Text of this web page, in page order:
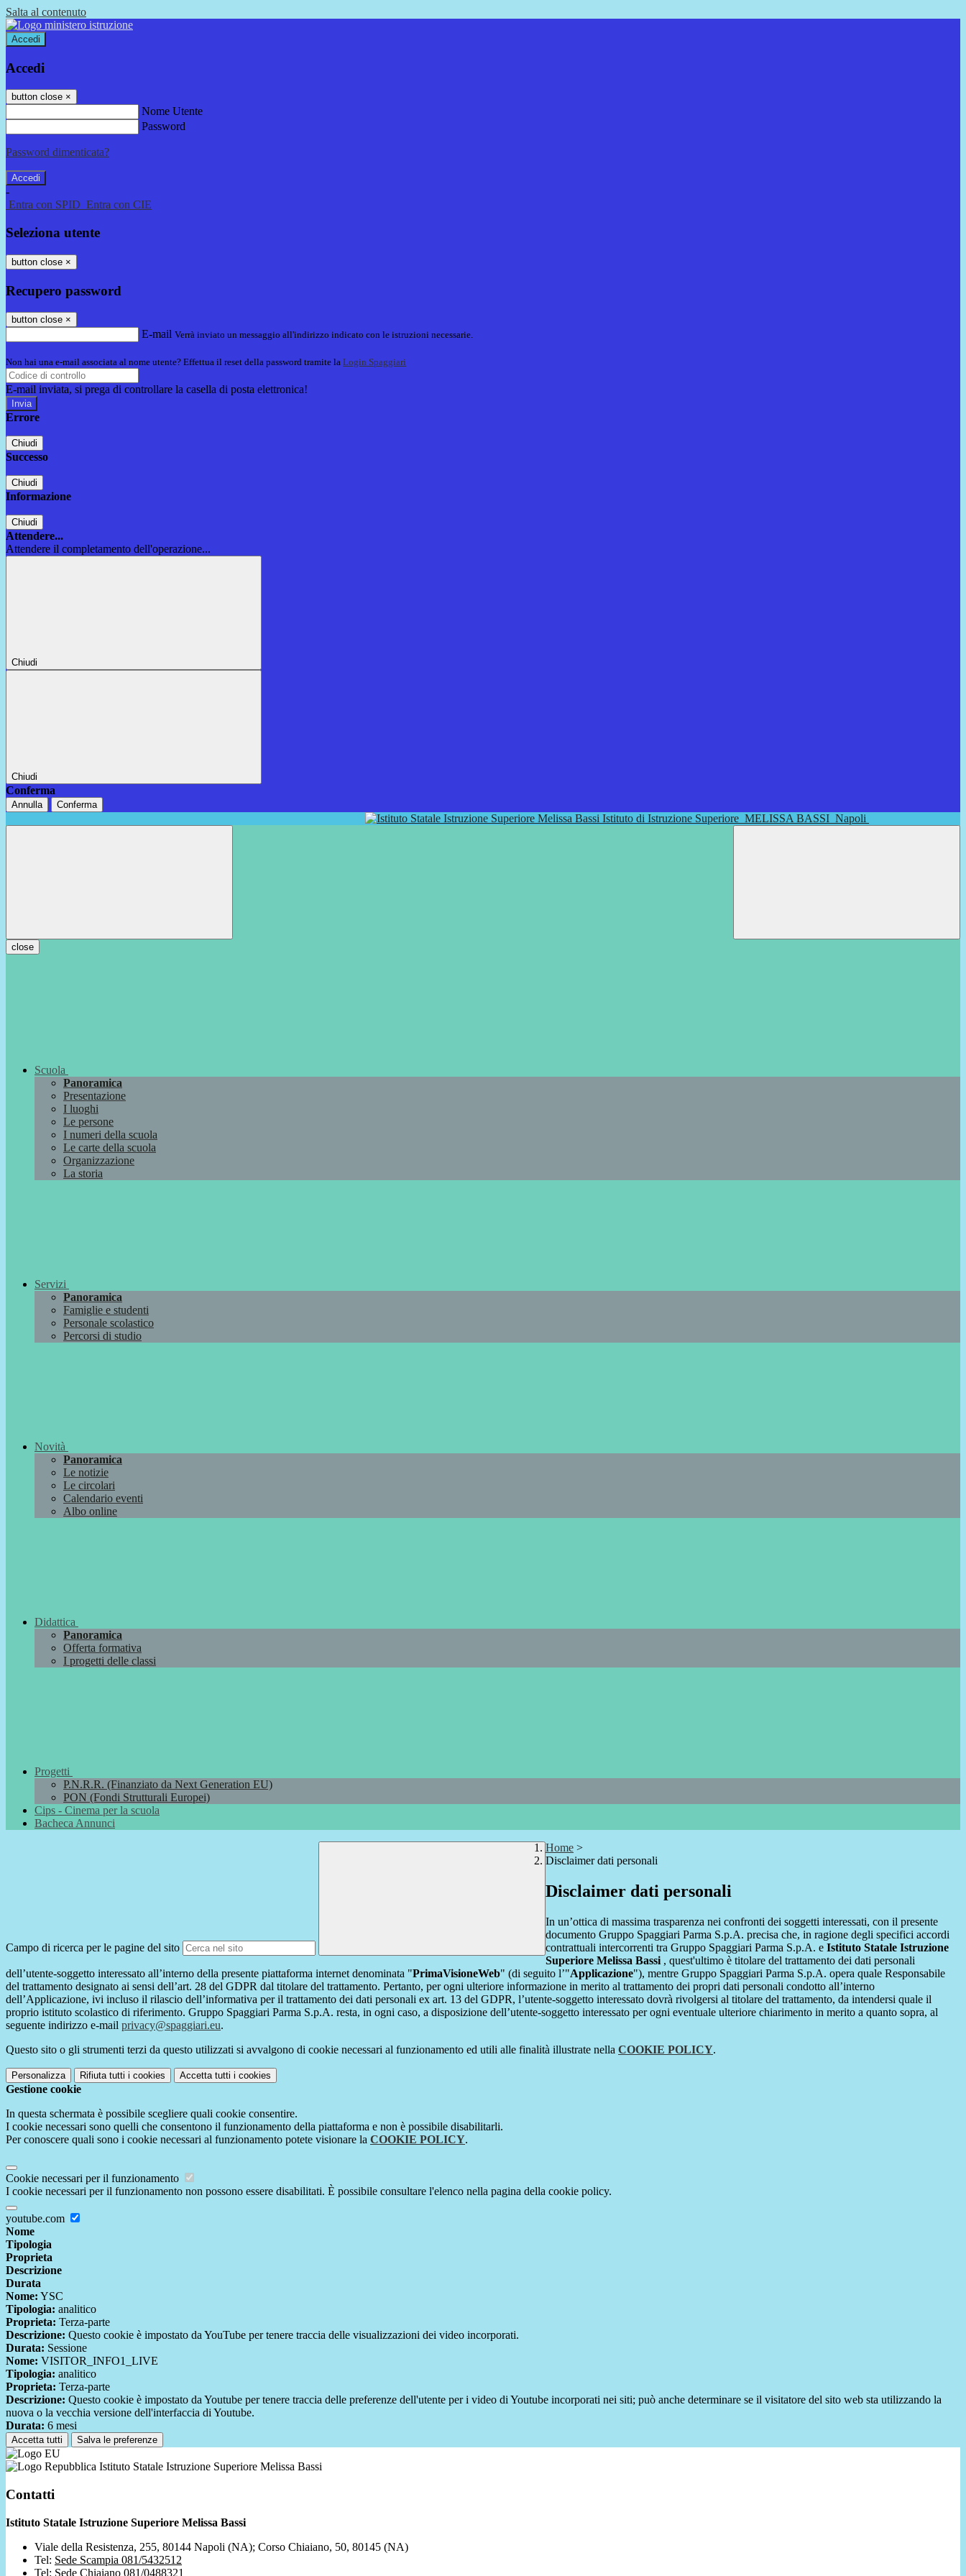
Salta al contenuto
Accedi
Accedi
button close ×
Nome Utente
Password
Password dimenticata?
-
Entra con SPID Entra con CIE
Seleziona utente
button close ×
Recupero password
button close ×
E-mail Verrà inviato un messaggio all'indirizzo indicato con le istruzioni necessarie.
Non hai una e-mail associata al nome utente? Effettua il reset della password tramite la Login Spaggiari
E-mail inviata, si prega di controllare la casella di posta elettronica!
Errore
Chiudi
Successo
Chiudi
Informazione
Chiudi
Attendere...
Attendere il completamento dell'operazione...
Chiudi
Chiudi
Conferma
Annulla Conferma
Istituto di Istruzione Superiore MELISSA BASSI Napoli
close
Scuola
Panoramica
Presentazione
I luoghi
Le persone
I numeri della scuola
Le carte della scuola
Organizzazione
La storia
Servizi
Panoramica
Famiglie e studenti
Personale scolastico
Percorsi di studio
Novità
Panoramica
Le notizie
Le circolari
Calendario eventi
Albo online
Didattica
Panoramica
Offerta formativa
I progetti delle classi
Progetti
P.N.R.R. (Finanziato da Next Generation EU)
PON (Fondi Strutturali Europei)
Cips - Cinema per la scuola
Bacheca Annunci
Campo di ricerca per le pagine del sito
Home >
Disclaimer dati personali
Disclaimer dati personali
In un’ottica di massima trasparenza nei confronti dei soggetti interessati, con il presente
documento Gruppo Spaggiari Parma S.p.A. precisa che, in ragione degli specifici accordi
contrattuali intercorrenti tra Gruppo Spaggiari Parma S.p.A. e Istituto Statale Istruzione
Superiore Melissa Bassi , quest'ultimo è titolare del trattamento dei dati personali
dell’utente-soggetto interessato all’interno della presente piattaforma internet denominata "PrimaVisioneWeb" (di seguito l’"Applicazione"), mentre Gruppo Spaggiari Parma S.p.A. opera quale Responsabile
del trattamento designato ai sensi dell’art. 28 del GDPR dal titolare del trattamento. Pertanto, per ogni ulteriore informazione in merito al trattamento dei propri dati personali condotto all’interno
dell’Applicazione, ivi incluso il rilascio dell’informativa per il trattamento dei dati personali ex art. 13 del GDPR, l’utente-soggetto interessato dovrà rivolgersi al titolare del trattamento, da intendersi quale il
proprio istituto scolastico di riferimento. Gruppo Spaggiari Parma S.p.A. resta, in ogni caso, a disposizione dell’utente-soggetto interessato per ogni eventuale ulteriore chiarimento in merito a quanto sopra, al
seguente indirizzo e-mail privacy@spaggiari.eu.
Questo sito o gli strumenti terzi da questo utilizzati si avvalgono di cookie necessari al funzionamento ed utili alle finalità illustrate nella COOKIE POLICY.
Personalizza Rifiuta tutti i cookies Accetta tutti i cookies
Gestione cookie
In questa schermata è possibile scegliere quali cookie consentire.
I cookie necessari sono quelli che consentono il funzionamento della piattaforma e non è possibile disabilitarli.
Per conoscere quali sono i cookie necessari al funzionamento potete visionare la COOKIE POLICY.
Cookie necessari per il funzionamento
I cookie necessari per il funzionamento non possono essere disabilitati. È possibile consultare l'elenco nella pagina della cookie policy.
youtube.com
Nome
Tipologia
Proprieta
Descrizione
Durata
Nome: YSC
Tipologia: analitico
Proprieta: Terza-parte
Descrizione: Questo cookie è impostato da YouTube per tenere traccia delle visualizzazioni dei video incorporati.
Durata: Sessione
Nome: VISITOR_INFO1_LIVE
Tipologia: analitico
Proprieta: Terza-parte
Descrizione: Questo cookie è impostato da Youtube per tenere traccia delle preferenze dell'utente per i video di Youtube incorporati nei siti; può anche determinare se il visitatore del sito web sta utilizzando la
nuova o la vecchia versione dell'interfaccia di Youtube.
Durata: 6 mesi
Accetta tutti Salva le preferenze
Istituto Statale Istruzione Superiore Melissa Bassi
Contatti
Istituto Statale Istruzione Superiore Melissa Bassi
Viale della Resistenza, 255, 80144 Napoli (NA); Corso Chiaiano, 50, 80145 (NA)
Tel: Sede Scampia 081/5432512
Tel: Sede Chiaiano 081/0488321